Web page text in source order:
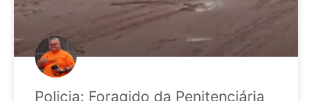
Policia: Foragido da Penitenciária